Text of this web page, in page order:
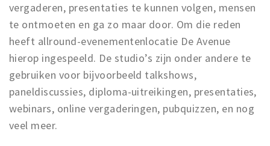
vergaderen, presentaties te kunnen volgen, mensen
te ontmoeten en ga zo maar door. Om die reden
heeft allround-evenementenlocatie De Avenue
hierop ingespeeld. De studio’s zijn onder andere te
gebruiken voor bijvoorbeeld talkshows,
paneldiscussies, diploma-uitreikingen, presentaties,
webinars, online vergaderingen, pubquizzen, en nog
veel meer.